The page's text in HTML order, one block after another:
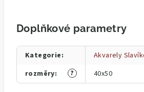
Doplňkové parametry
Kategorie:
Akvarely
?
rozměry: 40x50